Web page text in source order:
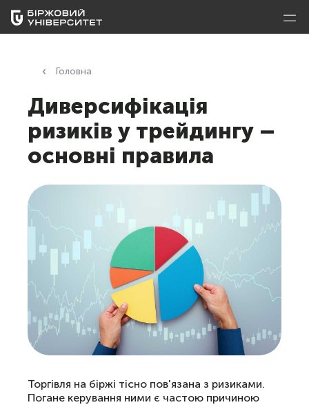
Головна
Диверсифікація
ризиків у трейдингу –
основні правила
Торгівля на біржі тісно пов'язана з ризиками.
Погане керування ними є частою причиною